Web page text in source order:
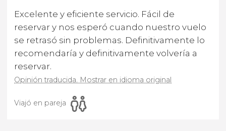
Excelente y eficiente servicio. Fácil de
reservar y nos esperó cuando nuestro vuelo
se retrasó sin problemas. Definitivamente lo
recomendaría y definitivamente volvería a
reservar.
Opinión traducida. Mostrar en idioma original
Viajó en pareja